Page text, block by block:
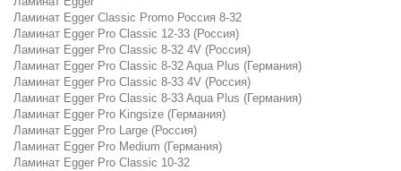
Ламинат Egger Classic Promo Россия 8-32
Ламинат Egger Pro Classic 12-33 (Россия)
Ламинат Egger Pro Classic 8-32 4V (Россия)
Ламинат Egger Pro Classic 8-32 Aqua Plus (Германия)
Ламинат Egger Pro Classic 8-33 4V (Россия)
Ламинат Egger Pro Classic 8-33 Aqua Plus (Германия)
Ламинат Egger Pro Kingsize (Германия)
Ламинат Egger Pro Large (Россия)
Ламинат Egger Pro Medium (Германия)
Ламинат Egger Pro Classic 10-32